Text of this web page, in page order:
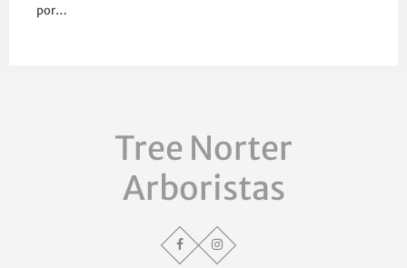
por…
Tree Norter
Arboristas